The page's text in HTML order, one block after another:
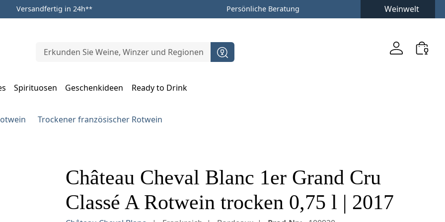
Versandfertig in 24h** Persönliche Beratung Weinwelt
Spirituosen Geschenkideen
Ready to Drink
Trockener französischer Rotwein
Château Cheval Blanc 1er Grand Cru
Classé A Rotwein trocken 0,75 l | 2017